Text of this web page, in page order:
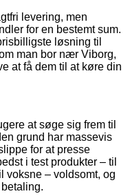
levering, men
for en bestemt sum.
løsning til
man bor nær Viborg,
at få dem til at køre din
at søge sig frem til
grund har massevis
for at presse
i test produkter – til
voksne – voldsomt, og